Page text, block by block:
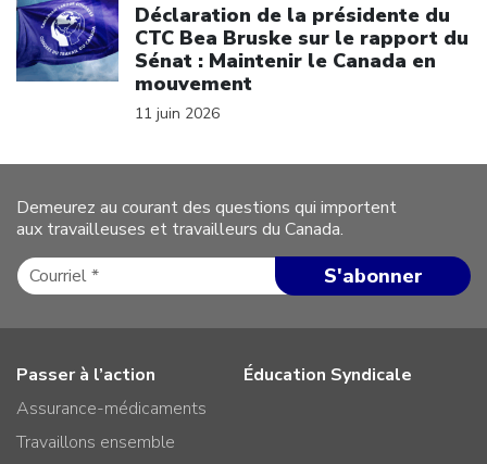
Déclaration de la présidente du
CTC Bea Bruske sur le rapport du
Sénat : Maintenir le Canada en
mouvement
11 juin 2026
Demeurez au courant des questions qui importent
aux travailleuses et travailleurs du Canada.
Passer à l’action
Assurance-médicaments
Travaillons ensemble
Éducation Syndicale